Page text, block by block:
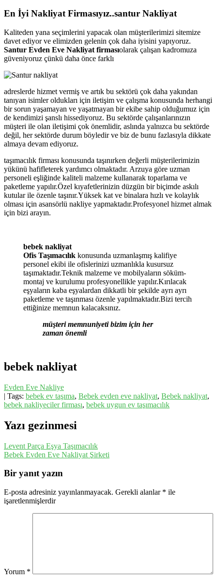
En İyi Nakliyat Firmasıyız..santur Nakliyat
Kaliteden yana seçimlerini yapacak olan müşterilerimizi sitemize
davet ediyor ve elimizden gelenin çok daha iyisini yapıyoruz.
Santur Evden Eve Nakliyat firmasıolarak çalışan kadromuza
güveniyoruz çünkü daha önce farklı
adreslerde hizmet vermiş ve artık bu sektörü çok daha yakından
tanıyan isimler oldukları için iletişim ve çalışma konusunda herhangi
bir sorun yaşamayan ve yaşatmayan bir ekibe sahip olduğumuz için
de kendimizi şanslı hissediyoruz. Bu sektörde çalışanlarınızın
müşteri ile olan iletişimi çok önemlidir, aslında yalnızca bu sektörde
değil, her sektörde durum böyledir ve biz de bunu fazlasıyla dikkate
almaya devam ediyoruz.
taşımacılık firması konusunda taşınırken değerli müşterilerimizin
yükünü hafifleterek yardımcı olmaktadır. Arzuya göre uzman
personeli eşliğinde kaliteli malzeme kullanarak toparlama ve
paketleme yapılır.Özel kıyafetlerinizin düzgün bir biçimde askılı
kutular ile özenle taşınır.Yüksek kat ve binalara hızlı ve kolaylık
olması için asansörlü nakliye yapmaktadır.Profesyonel hizmet almak
için bizi arayın.
bebek nakliyat
Ofis Taşımacılık konusunda uzmanlaşmış kalifiye
personel ekibi ile ofislerinizi uzmanlıkla kusursuz
taşımaktadır.Teknik malzeme ve mobilyaların söküm-
montaj ve kurulumu profesyonellikle yapılır.Kırılacak
eşyaların kaba eşyalardan dikkatli bir şekilde ayrı ayrı
paketleme ve taşınması özenle yapılmaktadır.Bizi tercih
ettiğinize memnun kalacaksınız.
müşteri memnuniyeti bizim için her
zaman önemli
bebek nakliyat
Evden Eve Nakliye
| Tags: bebek ev taşıma, Bebek evden eve nakliyat, Bebek nakliyat,
bebek nakliyeciler firması, bebek uygun ev taşımacılık
Yazı gezinmesi
Levent Parça Eşya Taşımacılık
Bebek Evden Eve Nakliyat Şirketi
Bir yanıt yazın
E-posta adresiniz yayınlanmayacak. Gerekli alanlar * ile
işaretlenmişlerdir
Yorum *